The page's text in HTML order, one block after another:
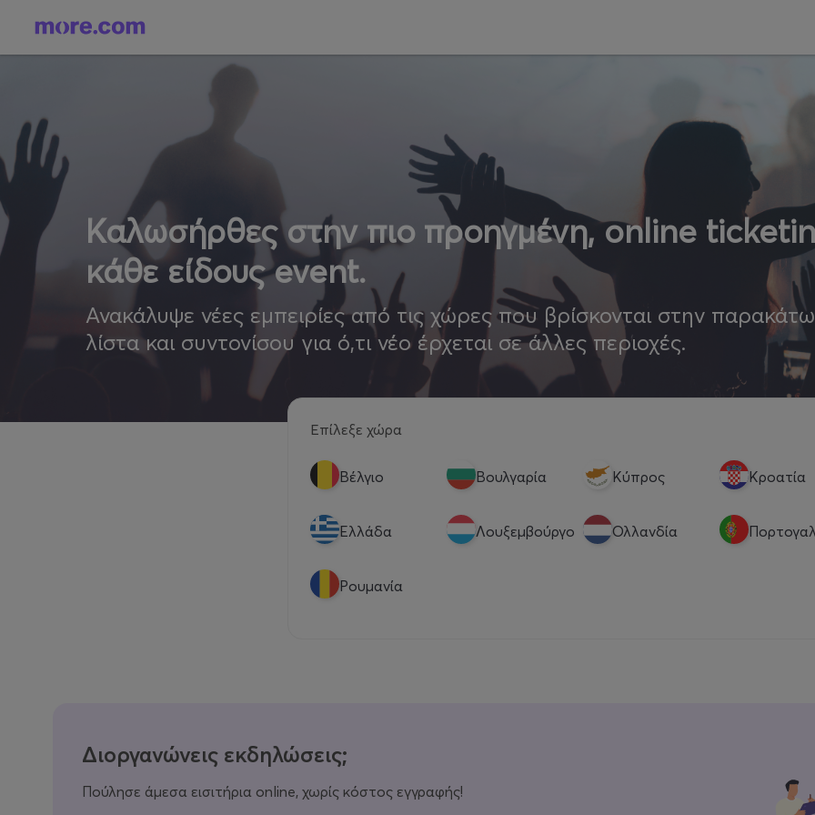
Καλωσήρθες στην πιο προηγμένη, online
κάθε είδους event.
Ανακάλυψε νέες εμπειρίες από τις χώρες που βρίσκονται στην παρακάτω
λίστα και συντονίσου για ό,τι νέο έρχεται σε άλλες περιοχές.
Επίλεξε χώρα
Βέλγιο Βουλγαρία Κύπρος Κροατία
Eλλάδα Λουξεμβούργο Ολλανδία
Ρουμανία
Διοργανώνεις εκδηλώσεις;
Πούλησε άμεσα εισιτήρια online, χωρίς κόστος εγγραφής!